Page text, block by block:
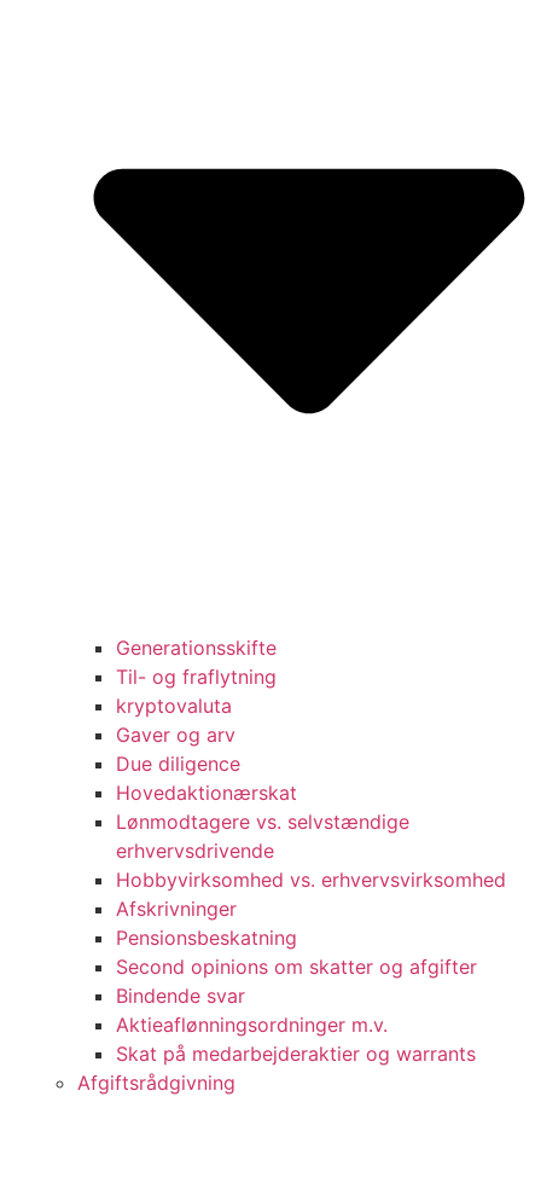
Generationsskifte
Til- og fraflytning
kryptovaluta
Gaver og arv
Due diligence
Hovedaktionærskat
Lønmodtagere vs. selvstændige
erhvervsdrivende
Hobbyvirksomhed vs. erhvervsvirksomhed
Afskrivninger
Pensionsbeskatning
Second opinions om skatter og afgifter
Bindende svar
Aktieaflønningsordninger m.v.
Skat på medarbejderaktier og warrants
Afgiftsrådgivning